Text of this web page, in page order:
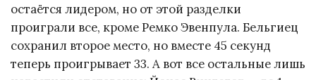
остаётся лидером, но от этой разделки
проиграли все, кроме Ремко Эвенпула. Бельгиец
сохранил второе место, но вместе 45 секунд
теперь проигрывает 33. А вот все остальные лишь